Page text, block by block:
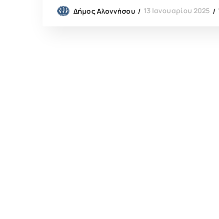
Δήμος Αλοννήσου 13 Ιανουαρίου 2025